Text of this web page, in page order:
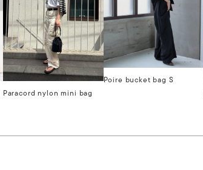
Paracord nylon mini bag
Poire bucket bag S